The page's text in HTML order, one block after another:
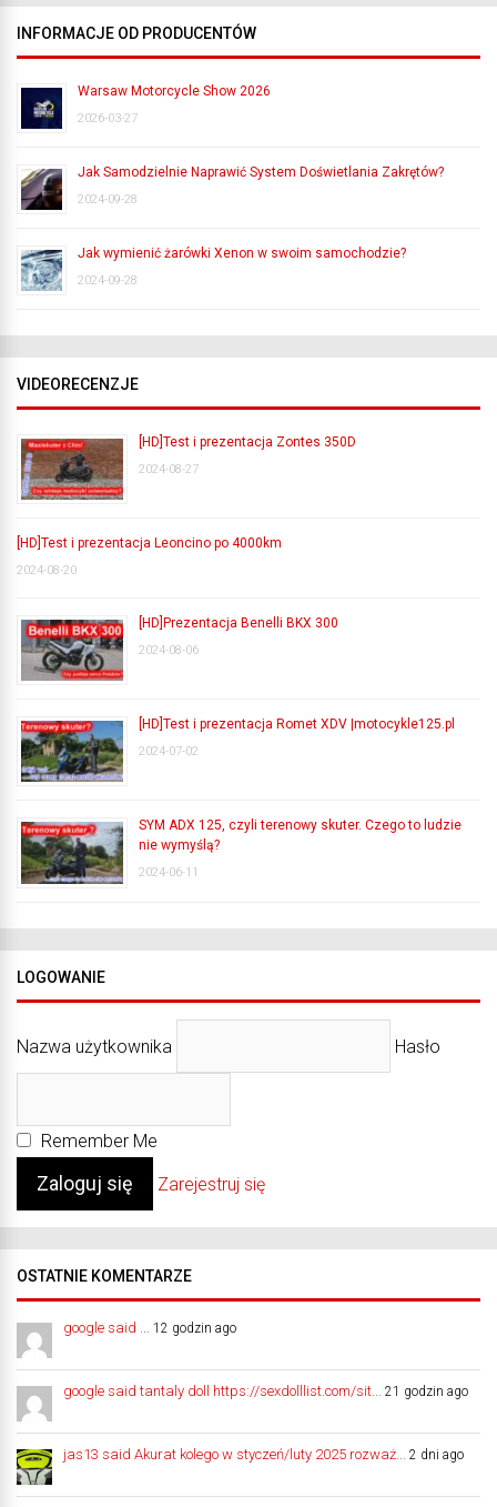
INFORMACJE OD PRODUCENTÓW
Warsaw Motorcycle Show 2026
2026-03-27
Jak Samodzielnie Naprawić System Doświetlania Zakrętów?
2024-09-28
Jak wymienić żarówki Xenon w swoim samochodzie?
2024-09-28
VIDEORECENZJE
[HD]Test i prezentacja Zontes 350D
2024-08-27
[HD]Test i prezentacja Leoncino po 4000km
2024-08-20
[HD]Prezentacja Benelli BKX 300
2024-08-06
[HD]Test i prezentacja Romet XDV |motocykle125.pl
2024-07-02
SYM ADX 125, czyli terenowy skuter. Czego to ludzie
nie wymyślą?
2024-06-11
LOGOWANIE
Nazwa użytkownika Hasło
Remember Me
Zarejestruj się
OSTATNIE KOMENTARZE
google said ... 12 godzin ago
google said tantaly doll https://sexdolllist.com/sit... 21 godzin ago
jas13 said Akurat kolego w styczeń/luty 2025 rozważ... 2 dni ago